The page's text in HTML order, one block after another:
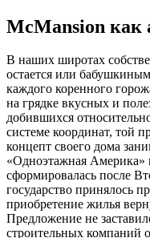
McMansion как
В наших широтах
остается или
каждого коренного
на грядке вкусных и
добившихся
системе координат, той
концепт своего дома
«Одноэтажная Америка»
сформировалась после
государство принялось
приобретение жилья
Предложение не
строительных компаний